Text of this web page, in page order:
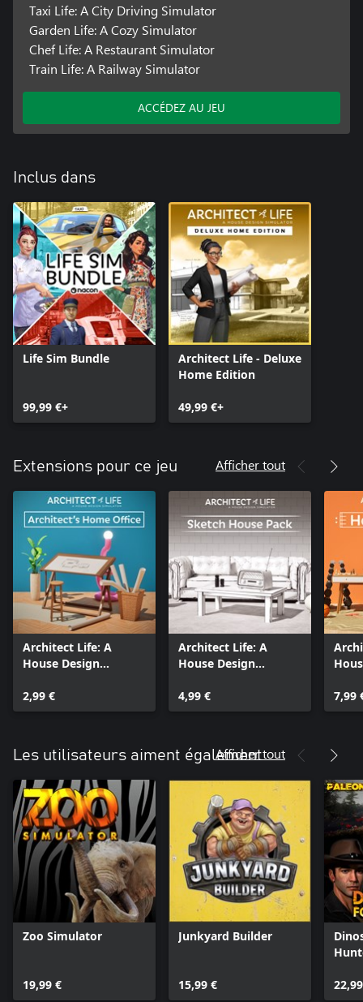
Taxi Life: A City Driving Simulator
Garden Life: A Cozy Simulator
Chef Life: A Restaurant Simulator
Train Life: A Railway Simulator
ACCÉDEZ AU JEU
Inclus dans
Life Sim Bundle
99,99 €+
Architect Life - Deluxe
Home Edition
49,99 €+
Extensions pour ce jeu Afficher tout
Architect Life: A
House Design
Architect's Home
Office
2,99 €
Architect Life: A
House Design
House Pack
4,99 €
Pack
7,99
Les utilisateurs aiment également
Afficher tout
Zoo Simulator
19,99 €
Junkyard Builder
15,99 €